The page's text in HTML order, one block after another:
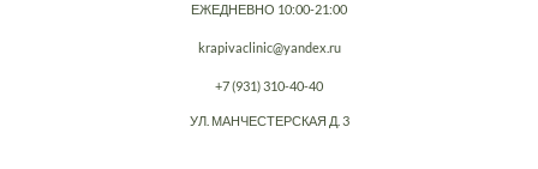
ЕЖЕДНЕВНО 10:00-21:00
krapivaclinic@yandex.ru
+7 (931) 310-40-40
УЛ. МАНЧЕСТЕРСКАЯ Д. 3